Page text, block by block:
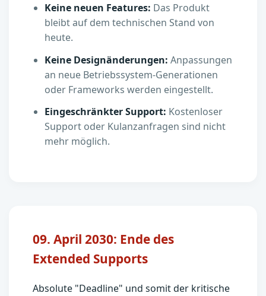
Keine neuen Features: Das Produkt
bleibt auf dem technischen Stand von
heute.
Keine Designänderungen: Anpassungen
an neue Betriebssystem-Generationen
oder Frameworks werden eingestellt.
Eingeschränkter Support: Kostenloser
Support oder Kulanzanfragen sind nicht
mehr möglich.
09. April 2030: Ende des
Extended Supports
Absolute "Deadline" und somit der kritische